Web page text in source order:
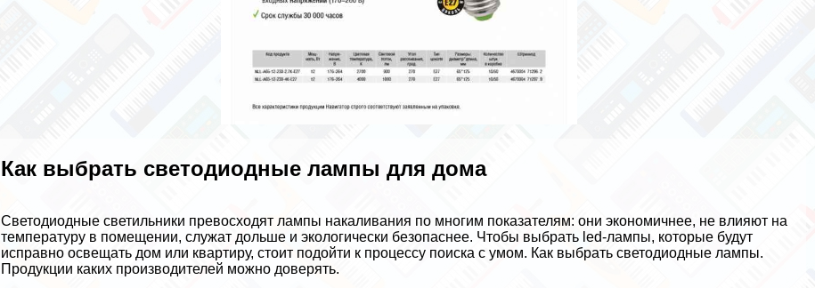
Как выбрать светодиодные лампы для дома
Светодиодные светильники превосходят лампы накаливания по многим показателям: они экономичнее, не влияют на
температуру в помещении, служат дольше и экологически безопаснее. Чтобы выбрать led-лампы, которые будут
исправно освещать дом или квартиру, стоит подойти к процессу поиска с умом. Как выбрать светодиодные лампы.
Продукции каких производителей можно доверять.